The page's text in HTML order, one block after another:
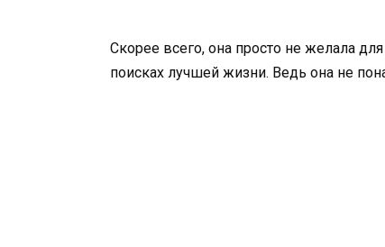
Скорее всего, она просто не желала
поисках лучшей жизни. Ведь она не